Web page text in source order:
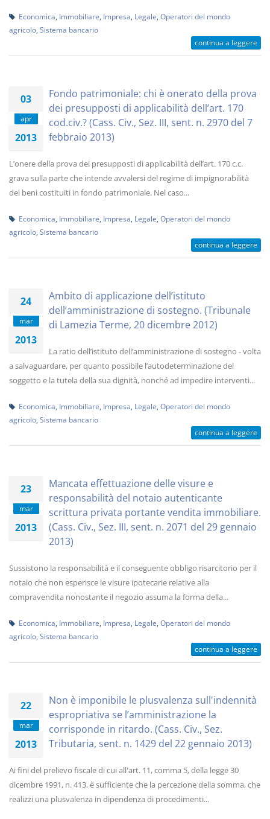
Economica Immobiliare Impresa Legale Operatori del mondo
agricolo Sistema bancario
continua a leggere
03
apr
2013
Fondo patrimoniale: chi è onerato della prova
dei presupposti di applicabilità dell’art. 170
cod.civ.? (Cass. Civ., Sez. III, sent. n. 2970 del 7
febbraio 2013)
L’onere della prova dei presupposti di applicabilità dell’art. 170 c.c.
grava sulla parte che intende avvalersi del regime di impignorabilità
dei beni costituiti in fondo patrimoniale. Nel caso...
Economica Immobiliare Impresa Legale Operatori del mondo
agricolo Sistema bancario
continua a leggere
24
mar
2013
Ambito di applicazione dell’istituto
dell’amministrazione di sostegno. (Tribunale
di Lamezia Terme, 20 dicembre 2012)
La ratio dell’istituto dell’amministrazione di sostegno - volta
a salvaguardare, per quanto possibile l’autodeterminazione del
soggetto e la tutela della sua dignità, nonché ad impedire interventi...
Economica Immobiliare Impresa Legale Operatori del mondo
agricolo Sistema bancario
continua a leggere
23
mar
2013
Mancata effettuazione delle visure e
responsabilità del notaio autenticante
scrittura privata portante vendita immobiliare.
(Cass. Civ., Sez. III, sent. n. 2071 del 29 gennaio
2013)
Sussistono la responsabilità e il conseguente obbligo risarcitorio per il
notaio che non esperisce le visure ipotecarie relative alla
compravendita nonostante il negozio assuma la forma della...
Economica Immobiliare Impresa Legale Operatori del mondo
agricolo Sistema bancario
continua a leggere
22
mar
2013
Non è imponibile le plusvalenza sull'indennità
espropriativa se l’amministrazione la
corrisponde in ritardo. (Cass. Civ., Sez.
Tributaria, sent. n. 1429 del 22 gennaio 2013)
Ai fini del prelievo fiscale di cui all'art. 11, comma 5, della legge 30
dicembre 1991, n. 413, è sufficiente che la percezione della somma, che
realizzi una plusvalenza in dipendenza di procedimenti...